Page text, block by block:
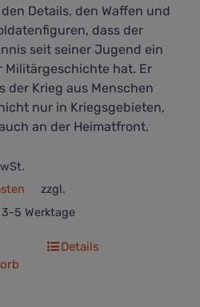
Details, den Waffen und
dass der
seit seiner Jugend ein
Militärgeschichte hat. Er
der Krieg aus Menschen
nur in Kriegsgebieten,
an der Heimatfront.
zzgl.
3-5 Werktage
Details